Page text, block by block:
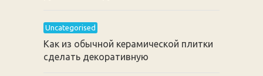
Uncategorised
Как из обычной керамической плитки
сделать декоративную